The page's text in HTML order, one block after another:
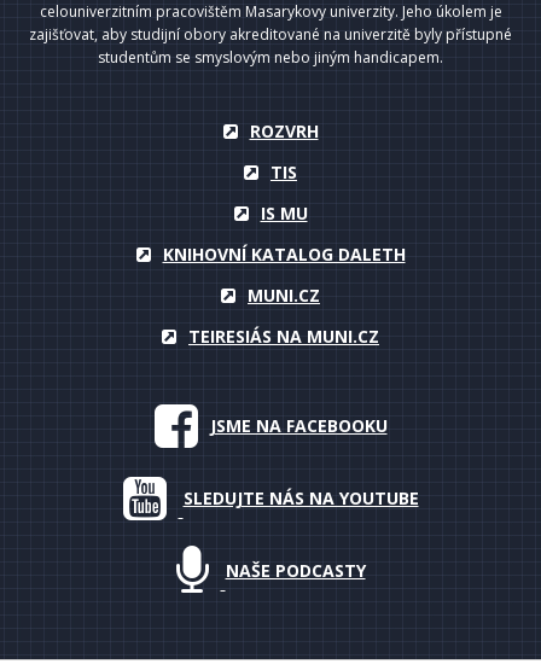
celouniverzitním pracovištěm Masarykovy univerzity. Jeho úkolem je
zajišťovat, aby studijní obory akreditované na univerzitě byly přístupné
studentům se smyslovým nebo jiným handicapem.
ROZVRH
TIS
IS MU
KNIHOVNÍ KATALOG DALETH
MUNI.CZ
TEIRESIÁS NA MUNI.CZ
JSME NA FACEBOOKU
SLEDUJTE NÁS NA YOUTUBE
NAŠE PODCASTY